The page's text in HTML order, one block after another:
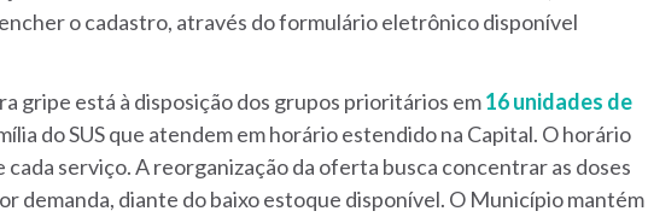
o cadastro, através do formulário eletrônico disponível
gripe está à disposição dos grupos prioritários em16 unidades de
do SUS que atendem em horário estendido na Capital. O horário
cada serviço. A reorganização da oferta busca concentrar as doses
demanda, diante do baixo estoque disponível. O Município mantém